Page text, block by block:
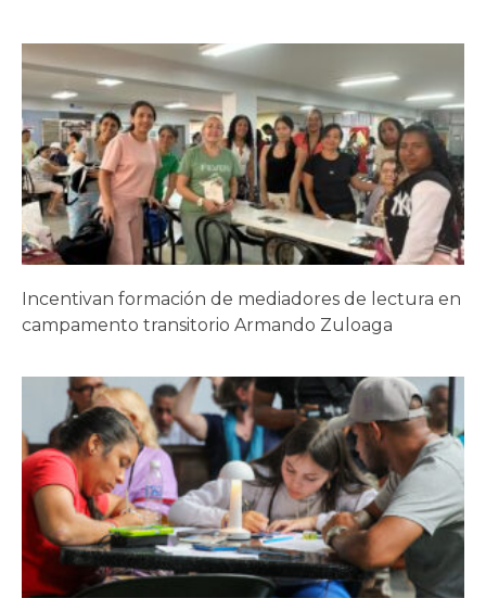
Incentivan formación de mediadores de lectura en
campamento transitorio Armando Zuloaga